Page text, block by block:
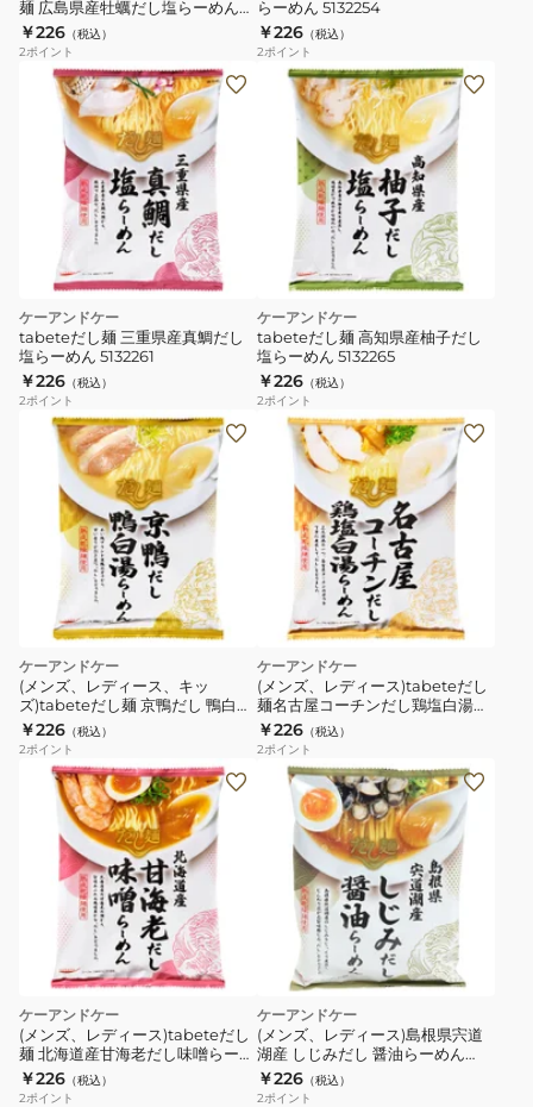
麺 広島県産牡蠣だし塩らーめん
5131548
￥226 （税込）
2ポイント
らーめん 5132254
￥226 （税込）
2ポイント
ケーアンドケー
tabeteだし麺 三重県産真鯛だし
塩らーめん 5132261
￥226 （税込）
2ポイント
ケーアンドケー
tabeteだし麺 高知県産柚子だし
塩らーめん 5132265
￥226 （税込）
2ポイント
ケーアンドケー
(メンズ、レディース、キッ
ズ)tabeteだし麺 京鴨だし 鴨白湯
らーめん 5132269
￥226 （税込）
2ポイント
ケーアンドケー
(メンズ、レディース)tabeteだし
麺名古屋コーチンだし鶏塩白湯ら
ーめ 5132272
￥226 （税込）
2ポイント
ケーアンドケー
(メンズ、レディース)tabeteだし
麺 北海道産甘海老だし味噌らーめ
ん 5132278
￥226 （税込）
2ポイント
ケーアンドケー
(メンズ、レディース)島根県宍道
湖産 しじみだし 醤油らーめん
5131123
￥226 （税込）
2ポイント